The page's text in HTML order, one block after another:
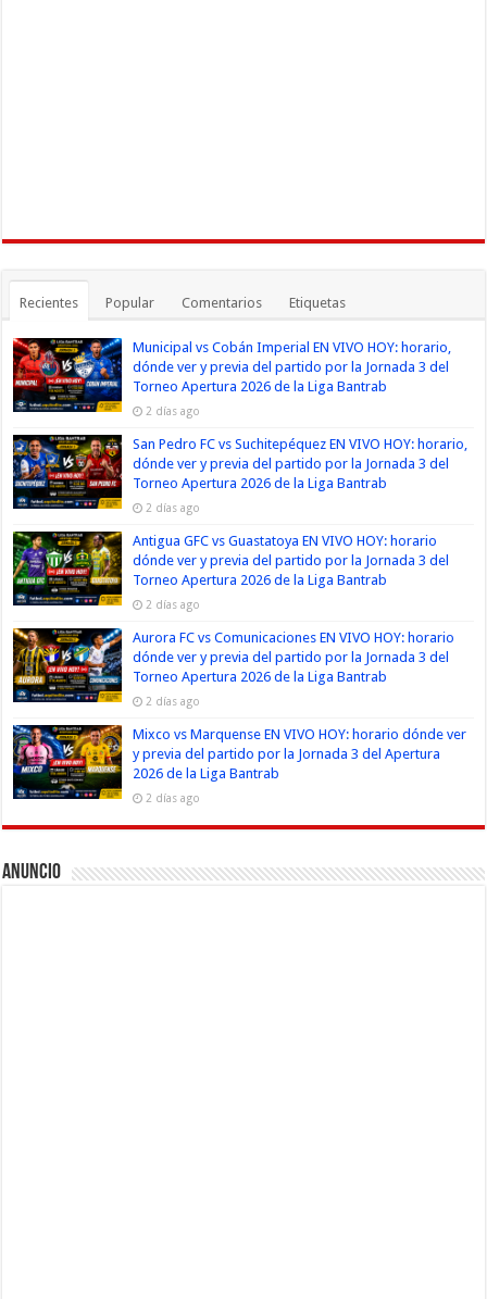
Recientes Popular Comentarios Etiquetas
Municipal vs Cobán Imperial EN VIVO HOY: horario,
dónde ver y previa del partido por la Jornada 3 del
Torneo Apertura 2026 de la Liga Bantrab
2 días ago
San Pedro FC vs Suchitepéquez EN VIVO HOY: horario,
dónde ver y previa del partido por la Jornada 3 del
Torneo Apertura 2026 de la Liga Bantrab
2 días ago
Antigua GFC vs Guastatoya EN VIVO HOY: horario
dónde ver y previa del partido por la Jornada 3 del
Torneo Apertura 2026 de la Liga Bantrab
2 días ago
Aurora FC vs Comunicaciones EN VIVO HOY: horario
dónde ver y previa del partido por la Jornada 3 del
Torneo Apertura 2026 de la Liga Bantrab
2 días ago
Mixco vs Marquense EN VIVO HOY: horario dónde ver
y previa del partido por la Jornada 3 del Apertura
2026 de la Liga Bantrab
2 días ago
Anuncio